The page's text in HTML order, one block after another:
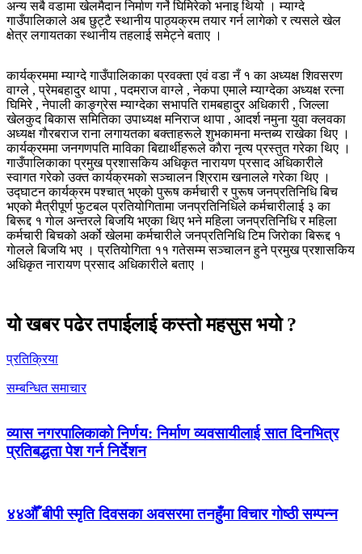
अन्य सबै वडामा खेलमैदान निर्माण गर्ने घिमिरेको भनाइ थियो । म्याग्दे
गाउँपालिकाले अब छुट्टै स्थानीय पाठ्यक्रम तयार गर्न लागेको र त्यसले खेल
क्षेत्र लगायतका स्थानीय तहलाई समेट्ने बताए ।
कार्यक्रममा म्याग्दे गाउँपालिकाका प्रवक्ता एवं वडा नँ १ का अध्यक्ष शिवसरण
वाग्ले , प्रेमबहादुर थापा , पदमराज वाग्ले , नेकपा एमाले म्याग्देका अध्यक्ष रत्ना
घिमिरे , नेपाली काङ्ग्रेस म्याग्देका सभापति रामबहादुर अधिकारी , जिल्ला
खेलकुद बिकास समितिका उपाध्यक्ष मनिराज थापा , आदर्श नमुना युवा क्लवका
अध्यक्ष गाैरबराज राना लगायतका बक्ताहरूले शुभकामना मन्तब्य राखेका थिए ।
कार्यक्रममा जनगणपति माविका बिद्यार्थीहरूले काैरा नृत्य प्रस्तुत गरेका थिए ।
गाउँपालिकाका प्रमुख प्रशासकिय अधिकृत नारायण प्रसाद अधिकारीले
स्वागत गरेको उक्त कार्यक्रमकाे सञ्चालन श्रिराम खनालले गरेका थिए ।
उद्घाटन कार्यक्रम पश्चात् भएको पुरूष कर्मचारी र पुरूष जनप्रतिनिधि बिच
भएको मैत्रीपूर्ण फुटबल प्रतियोगितामा जनप्रतिनिधिले कर्मचारीलाई ३ का
बिरूद्द १ गाेल अन्तरले बिजयि भएका थिए भने महिला जनप्रतिनिधि र महिला
कर्मचारी बिचको अर्को खेलमा कर्मचारीले जनप्रतिनिधि टिम जिराेका बिरूद्द १
गाेलले बिजयि भए । प्रतियोगिता ११ गतेसम्म सञ्चालन हुने प्रमुख प्रशासकिय
अधिकृत नारायण प्रसाद अधिकारीले बताए ।
यो खबर पढेर तपाईलाई कस्तो महसुस भयो ?
प्रतिक्रिया
सम्बन्धित समाचार
व्यास नगरपालिकाको निर्णय: निर्माण व्यवसायीलाई सात दिनभित्र
प्रतिबद्धता पेश गर्न निर्देशन
४४औँ बीपी स्मृति दिवसका अवसरमा तनहुँमा विचार गोष्ठी सम्पन्न